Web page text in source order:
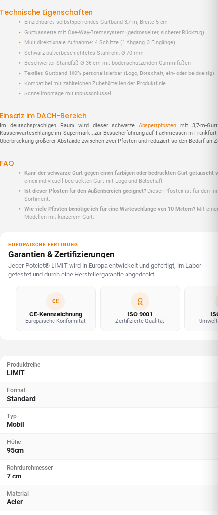
Technische Eigenschaften
Einziehbares selbstsperrendes Gurtband 3,7 m, Breite 5 cm
Gurtkassette mit One-Way-Bremssystem (gedrosselter, sicherer Rückzug)
Multidirektionale Aufnahme: 4 Schlitze (1 Abgang, 3 Eingänge)
Schwarz pulverbeschichtetes Stahlrohr, Ø 70 mm
Beschwerter Standfuß Ø 36 cm mit bodenschützenden Gummifüßen
Textiles Gurtband 100% personalisierbar (Logo, Botschaft, ein- oder beidseitig)
Kompatibel mit zahlreichen Zubehörteilen der Produktlinie
Schnellmontage mit Inbusschlüssel
Einsatz im DACH-Bereich
Im deutschsprachigen Raum wird dieser schwarze Absperrpfostenmit 3,7-m-Gurt
Kassenwarteschlange im Supermarkt, zur Besucherführung auf Fachmessen in
Überbrückung größerer Abstände zwischen zwei Pfosten und reduziert so den Bedarf
FAQ
Kann der schwarze Gurt gegen einen farbigen oder bedruckten Gurt getauscht
einen individuell bedruckten Gurt mit Logo und Botschaft.
Ist dieser Pfosten für den Außenbereich geeignet? Dieser Pfosten ist für den
Sortiment.
Wie viele Pfosten benötige ich für eine Warteschlange von 10 Metern? Mit
Modellen mit kürzerem Gurt.
EUROPÄISCHE FERTIGUNG
Garantien & Zertifizierungen
Jeder Potelet® LIMIT wird in Europa entwickelt und gefertigt, im Labor
getestet und durch eine Herstellergarantie abgedeckt.
CE
CE-Kennzeichnung
Europäische Konformität
ISO 9001
Zertifizierte Qualität
Produktreihe
LIMIT
Format
Standard
Typ
Mobil
Höhe
95cm
Rohrdurchmesser
7 cm
Material
Acier